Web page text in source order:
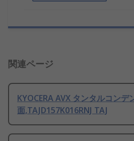
関連ページ
KYOCERA AVX タンタルコン
面,TAJD157K016RNJ TAJ